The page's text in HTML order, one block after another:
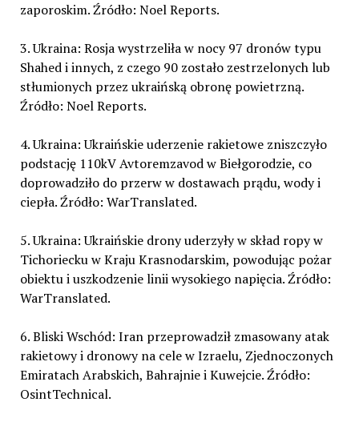
zaporoskim. Źródło: Noel Reports.
3. Ukraina: Rosja wystrzeliła w nocy 97 dronów typu
Shahed i innych, z czego 90 zostało zestrzelonych lub
stłumionych przez ukraińską obronę powietrzną.
Źródło: Noel Reports.
4. Ukraina: Ukraińskie uderzenie rakietowe zniszczyło
podstację 110kV Avtoremzavod w Biełgorodzie, co
doprowadziło do przerw w dostawach prądu, wody i
ciepła. Źródło: WarTranslated.
5. Ukraina: Ukraińskie drony uderzyły w skład ropy w
Tichoriecku w Kraju Krasnodarskim, powodując pożar
obiektu i uszkodzenie linii wysokiego napięcia. Źródło:
WarTranslated.
6. Bliski Wschód: Iran przeprowadził zmasowany atak
rakietowy i dronowy na cele w Izraelu, Zjednoczonych
Emiratach Arabskich, Bahrajnie i Kuwejcie. Źródło:
OsintTechnical.